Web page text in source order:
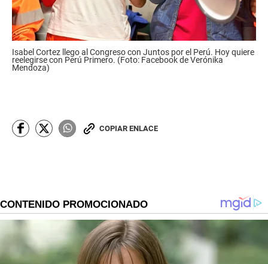
Isabel Cortez llego al Congreso con Juntos por el Perú. Hoy quiere
reelegirse con Perú Primero. (Foto: Facebook de Verónika
Mendoza)
COPIAR ENLACE